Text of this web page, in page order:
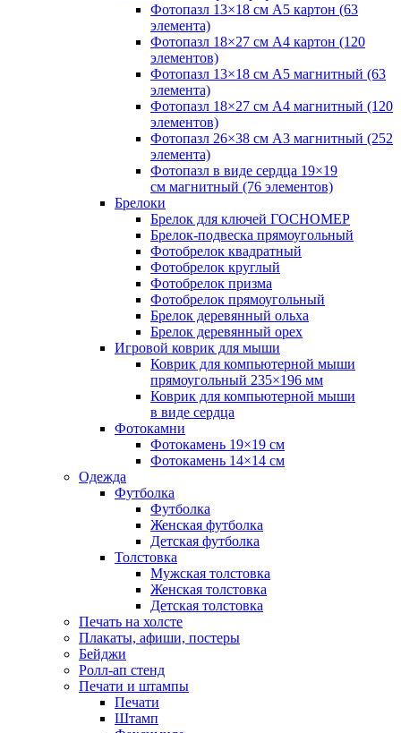
Фотопазл 13×18 см А5 картон (63
элемента)
Фотопазл 18×27 см А4 картон (120
элементов)
Фотопазл 13×18 см А5 магнитный (63
элемента)
Фотопазл 18×27 см А4 магнитный (120
элементов)
Фотопазл 26×38 см А3 магнитный (252
элемента)
Фотопазл в виде сердца 19×19
см магнитный (76 элементов)
Брелоки
Брелок для ключей ГОСНОМЕР
Брелок-подвеска прямоугольный
Фотобрелок квадратный
Фотобрелок круглый
Фотобрелок призма
Фотобрелок прямоугольный
Брелок деревянный ольха
Брелок деревянный орех
Игровой коврик для мыши
Коврик для компьютерной мыши
прямоугольный 235×196 мм
Коврик для компьютерной мыши
в виде сердца
Фотокамни
Фотокамень 19×19 см
Фотокамень 14×14 см
Одежда
Футболка
Футболка
Женская футболка
Детская футболка
Толстовка
Мужская толстовка
Женская толстовка
Детская толстовка
Печать на холсте
Плакаты, афиши, постеры
Бейджи
Ролл-ап стенд
Печати и штампы
Печати
Штамп